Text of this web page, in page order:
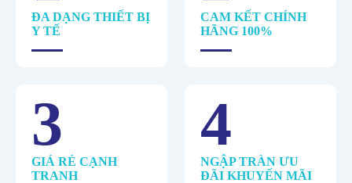
ĐA DẠNG THIẾT BỊ
Y TẾ
CAM KẾT CHÍNH
HÃNG 100%
3
GIÁ RẺ CẠNH
TRANH
4
NGẬP TRÀN ƯU
ĐÃI KHUYẾN MÃI